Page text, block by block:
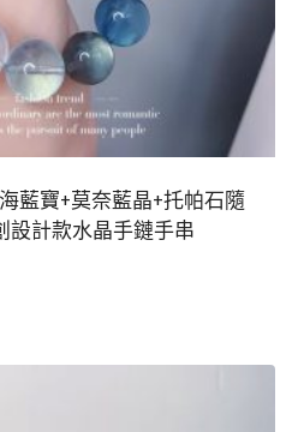
藍寶+莫奈藍晶+托帕石隨
設計款水晶手鏈手串